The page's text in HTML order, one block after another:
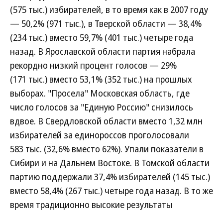
(575 тыс.) избирателей, в то время как в 2007 году
— 50,2% (971 тыс.), в Тверской области — 38,4%
(234 тыс.) вместо 59,7% (401 тыс.) четыре года
назад. В Ярославской области партия набрала
рекордно низкий процент голосов — 29%
(171 тыс.) вместо 53,1% (352 тыс.) на прошлых
выборах. "Просела" Московская область, где
число голосов за "Единую Россию" снизилось
вдвое. В Свердловской области вместо 1,32 млн
избирателей за единороссов проголосовали
583 тыс. (32,6% вместо 62%). Упали показатели в
Сибири и на Дальнем Востоке. В Томской области
партию поддержали 37,4% избирателей (145 тыс.)
вместо 58,4% (267 тыс.) четыре года назад. В то же
время традиционно высокие результаты